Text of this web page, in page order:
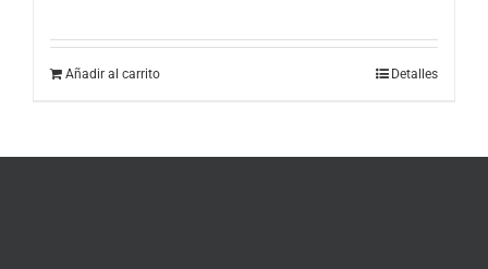
Añadir al carrito Detalles